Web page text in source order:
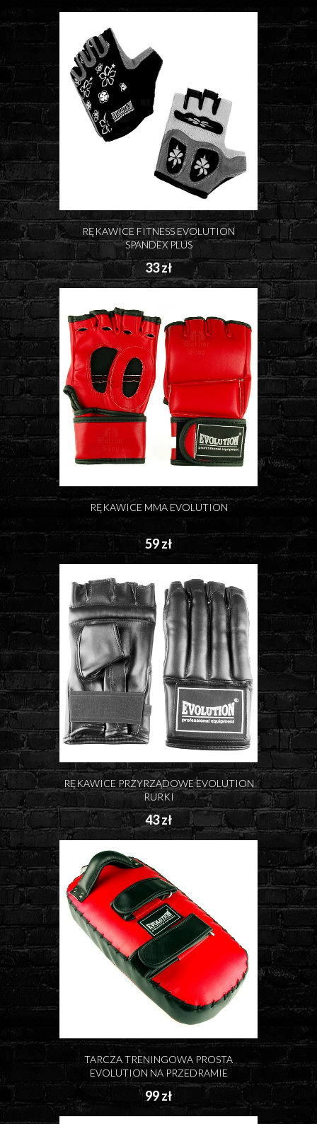
RĘKAWICE FITNESS EVOLUTION
SPANDEX PLUS
33 zł
RĘKAWICE MMA EVOLUTION
59 zł
RĘKAWICE PRZYRZĄDOWE EVOLUTION
RURKI
43 zł
TARCZA TRENINGOWA PROSTA
EVOLUTION NA PRZEDRAMIE
99 zł